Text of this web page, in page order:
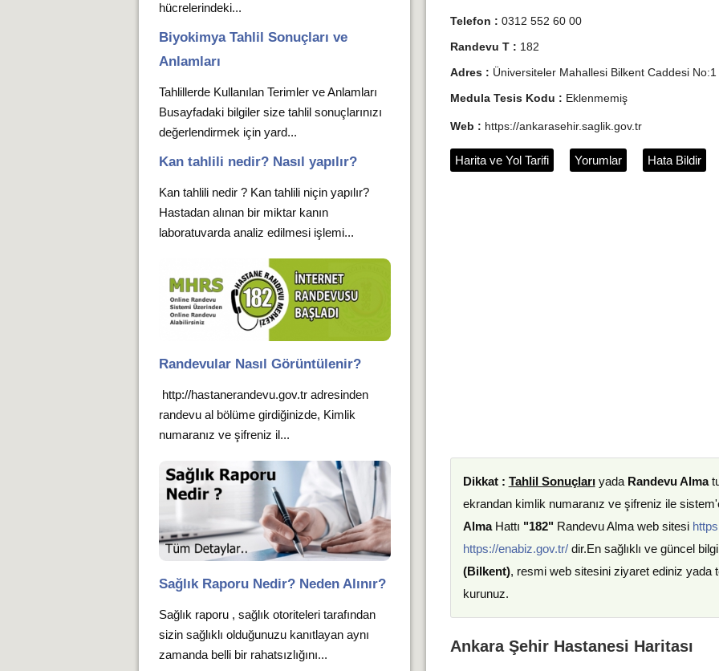
Telefon : 0312 552 60 00
Randevu T : 182
Adres : Üniversiteler Mahallesi Bilkent Caddesi No:1
Medula Tesis Kodu : Eklenmemiş
Web : https://ankarasehir.saglik.gov.tr
Harita ve Yol Tarifi Yorumlar Hata Bildir
Dikkat : Tahlil Sonuçlarıyada Randevu Alma
ekrandan kimlik numaranız ve şifreniz ile
AlmaHattı "182" Randevu Alma web sitesi
https://enabiz.gov.tr/dir.En sağlıklı ve güncel
(Bilkent), resmi web sitesini ziyaret ediniz yada
kurunuz.
Ankara Şehir Hastanesi Haritası
hücrelerindeki...
Biyokimya Tahlil Sonuçları ve
Anlamları
Tahlillerde Kullanılan Terimler ve Anlamları
Busayfadaki bilgiler size tahlil sonuçlarınızı
değerlendirmek için yard...
Kan tahlili nedir? Nasıl yapılır?
Kan tahlili nedir ? Kan tahlili niçin yapılır?
Hastadan alınan bir miktar kanın
laboratuvarda analiz edilmesi işlemi...
Randevular Nasıl Görüntülenir?
http://hastanerandevu.gov.tr adresinden
randevu al bölüme girdiğinizde, Kimlik
numaranız ve şifreniz il...
Sağlık Raporu Nedir? Neden Alınır?
Sağlık raporu , sağlık otoriteleri tarafından
sizin sağlıklı olduğunuzu kanıtlayan aynı
zamanda belli bir rahatsızlığını...